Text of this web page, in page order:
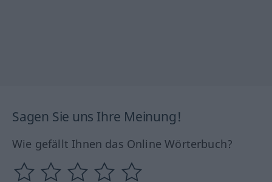
Sagen Sie uns Ihre Meinung!
Wie gefällt Ihnen das Online Wörterbuch?